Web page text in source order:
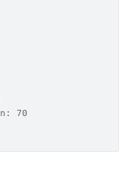
70